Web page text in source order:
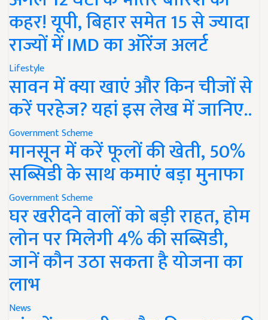
कहर! यूपी, बिहार समेत 15 से ज्यादा
राज्यों में IMD का ऑरेंज अलर्ट
Lifestyle
सावन में क्या खाएं और किन चीजों से
करें परहेज? यहां इस लेख में जानिए..
Government Scheme
मानसून में करें फूलों की खेती, 50%
सब्सिडी के साथ कमाएं बड़ा मुनाफा
Government Scheme
घर खरीदने वालों को बड़ी राहत, होम
लोन पर मिलेगी 4% की सब्सिडी,
जानें कौन उठा सकता है योजना का
लाभ
News